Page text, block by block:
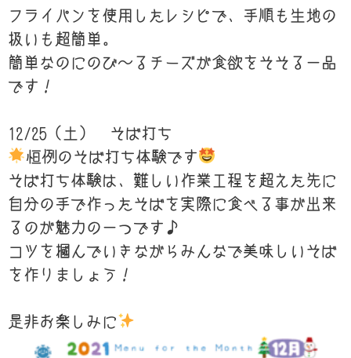
フライパンを使用したレシピで、手順も生地の
扱いも超簡単。
簡単なのにのび～るチーズが食欲をそそる一品
です！
12/25（土） そば打ち
恒例のそば打ち体験です
そば打ち体験は、難しい作業工程を超えた先に
自分の手で作ったそばを実際に食べる事が出来
るのが魅力の一つです♪
コツを掴んでいきながらみんなで美味しいそば
を作りましょう！
是非お楽しみに